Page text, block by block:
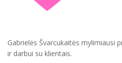
Gabrielės Švarcukaitės mylimiausi
ir darbui su klientais.